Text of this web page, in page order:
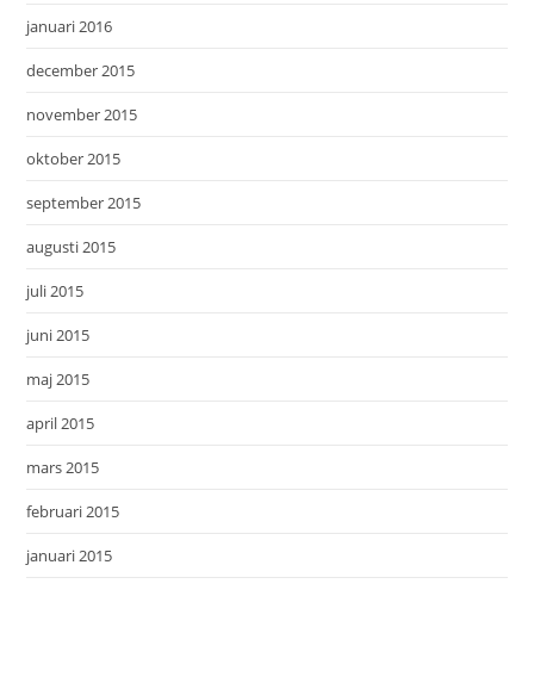
januari 2016
december 2015
november 2015
oktober 2015
september 2015
augusti 2015
juli 2015
juni 2015
maj 2015
april 2015
mars 2015
februari 2015
januari 2015